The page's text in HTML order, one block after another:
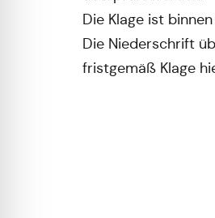
Die Klage ist
Die Niederschrift
fristgemäß Klage